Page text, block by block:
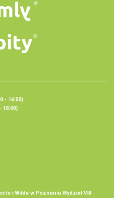
- 16:00)
18:00)
i Wilda w Poznaniu Wydział VIII